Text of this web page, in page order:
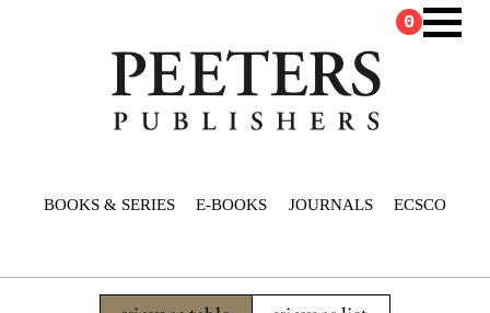
BOOKS & SERIES E-BOOKS JOURNALS ECSCO
0